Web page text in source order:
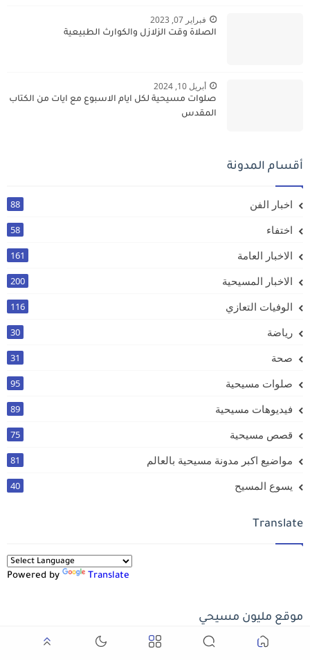
فبراير 07, 2023
الصلاة وقت الزلازل والكوارث الطبيعية
أبريل 10, 2024
صلوات مسيحية لكل ايام الاسبوع مع ايات من الكتاب
المقدس
أقسام المدونة
اخبار الفن 88
اختفاء 58
الاخبار العامة 161
الاخبار المسيحية 200
الوفيات التعازي 116
رياضة 30
صحة 31
صلوات مسيحية 95
فيديوهات مسيحية 89
قصص مسيحية 75
مواضيع اكبر مدونة مسيحية بالعالم 81
يسوع المسيح 40
Translate
Powered by Translate
موقع مليون مسيحي